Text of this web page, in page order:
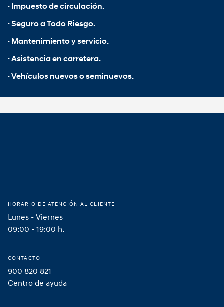
· Impuesto de circulación.
· Seguro a Todo Riesgo.
· Mantenimiento y servicio.
· Asistencia en carretera.
· Vehículos nuevos o seminuevos.
HORARIO DE ATENCIÓN AL CLIENTE
Lunes - Viernes
09:00 - 19:00 h.
CONTACTO
900 820 821
Centro de ayuda